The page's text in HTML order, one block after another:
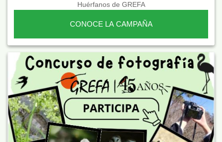
Huérfanos de GREFA
CONOCE LA CAMPAÑA